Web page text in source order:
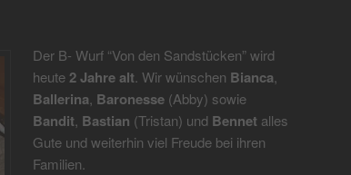
Der B- Wurf “Von den Sandstücken” wird
heute2 Jahre alt. Wir wünschen Bianca,
Ballerina, Baronesse (Abby) sowie
Bandit, Bastian (Tristan) und Bennet alles
Gute und weiterhin viel Freude bei ihren
Familien.